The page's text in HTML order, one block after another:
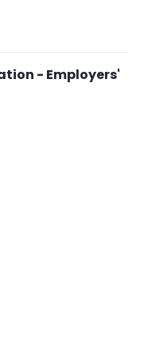
- Employers'